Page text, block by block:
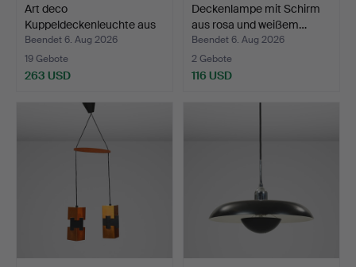
Art deco
Kuppeldeckenleuchte aus
Messing u…
Beendet 6. Aug 2026
19 Gebote
263 USD
Deckenlampe mit Schirm
aus rosa und weißem…
Beendet 6. Aug 2026
2 Gebote
116 USD